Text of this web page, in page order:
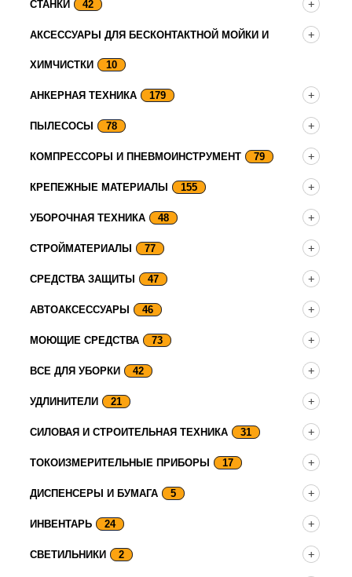
СТАНКИ 42
АКСЕССУАРЫ ДЛЯ БЕСКОНТАКТНОЙ МОЙКИ И
ХИМЧИСТКИ 10
АНКЕРНАЯ ТЕХНИКА 179
ПЫЛЕСОСЫ 78
КОМПРЕССОРЫ И ПНЕВМОИНСТРУМЕНТ 79
КРЕПЕЖНЫЕ МАТЕРИАЛЫ 155
УБОРОЧНАЯ ТЕХНИКА 48
СТРОЙМАТЕРИАЛЫ 77
СРЕДСТВА ЗАЩИТЫ 47
АВТОАКСЕССУАРЫ 46
МОЮЩИЕ СРЕДСТВА 73
ВСЕ ДЛЯ УБОРКИ 42
УДЛИНИТЕЛИ 21
СИЛОВАЯ И СТРОИТЕЛЬНАЯ ТЕХНИКА 31
ТОКОИЗМЕРИТЕЛЬНЫЕ ПРИБОРЫ 17
ДИСПЕНСЕРЫ И БУМАГА 5
ИНВЕНТАРЬ 24
СВЕТИЛЬНИКИ 2